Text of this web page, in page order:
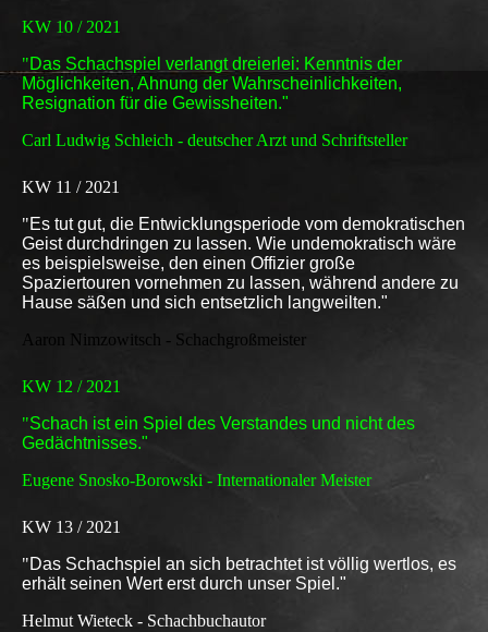
KW 10 / 2021
"Das Schachspiel verlangt dreierlei: Kenntnis der
Möglichkeiten, Ahnung der Wahrscheinlichkeiten,
Resignation für die Gewissheiten."
Carl Ludwig Schleich - deutscher Arzt und Schriftsteller
KW 11 / 2021
"Es tut gut, die Entwicklungsperiode vom demokratischen
Geist durchdringen zu lassen. Wie undemokratisch wäre
es beispielsweise, den einen Offizier große
Spaziertouren vornehmen zu lassen, während andere zu
Hause säßen und sich entsetzlich langweilten."
Aaron Nimzowitsch - Schachgroßmeister
KW 12 / 2021
"Schach ist ein Spiel des Verstandes und nicht des
Gedächtnisses."
Eugene Snosko-Borowski - Internationaler Meister
KW 13 / 2021
"Das Schachspiel an sich betrachtet ist völlig wertlos, es
erhält seinen Wert erst durch unser Spiel."
Helmut Wieteck - Schachbuchautor